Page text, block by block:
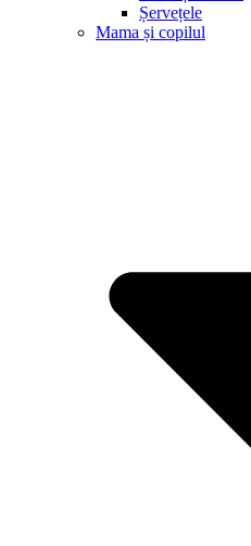
Șervețele
Mama și copilul